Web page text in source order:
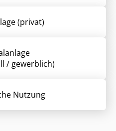
(privat)
/ gewerblich)
Nutzung